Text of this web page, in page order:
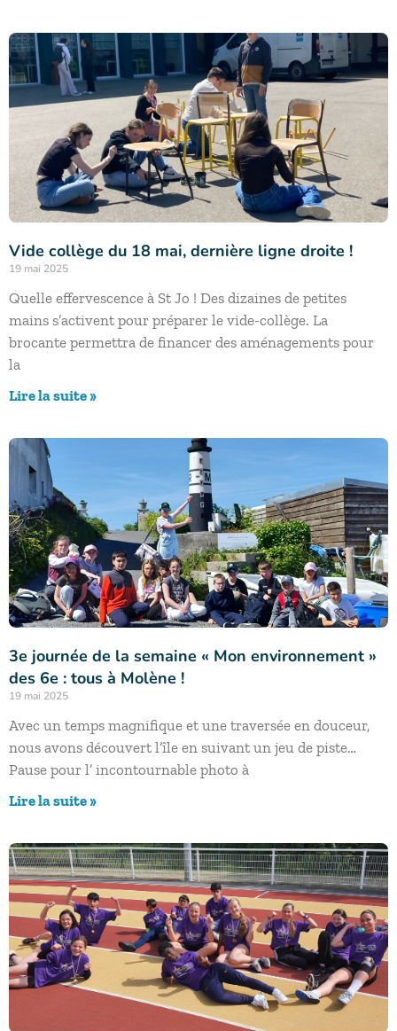
Vide collège du 18 mai, dernière ligne droite !
19 mai 2025
Quelle effervescence à St Jo ! Des dizaines de petites
mains s’activent pour préparer le vide-collège. La
brocante permettra de financer des aménagements pour
la
Lire la suite »
3e journée de la semaine « Mon environnement »
des 6e : tous à Molène !
19 mai 2025
Avec un temps magnifique et une traversée en douceur,
nous avons découvert l’île en suivant un jeu de piste…
Pause pour l’ incontournable photo à
Lire la suite »